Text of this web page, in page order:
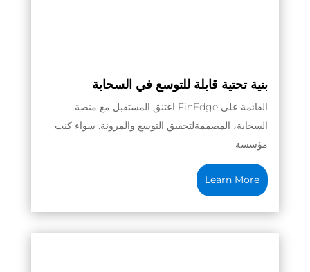
بنية تحتية قابلة للتوسع في السحابة
اعتنق المستقبل مع منصة FinEdge القائمة على
السحابة، المصممةلتحقيق التوسع والمرونة. سواء كنت
مؤسسة
Learn More